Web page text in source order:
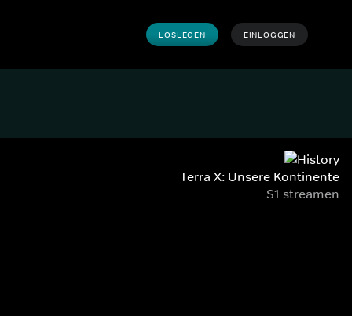
LOSLEGEN EINLOGGEN
Terra X: Unsere Kontinente
S1 streamen